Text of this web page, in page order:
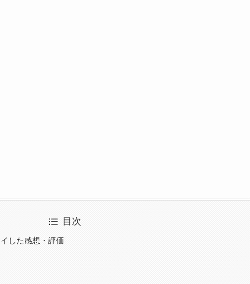
目次
した感想・評価